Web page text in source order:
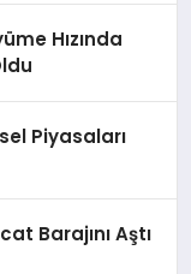
Hızında
Piyasaları
Barajını Aştı